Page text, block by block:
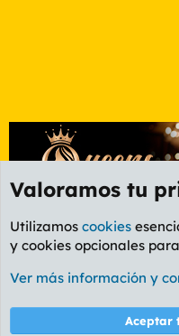
Etiquetas
Cookies
PL
Términos y
Valoramos tu
Utilizamos cookies
y cookies opcionales
Ver más información y
Aceptar